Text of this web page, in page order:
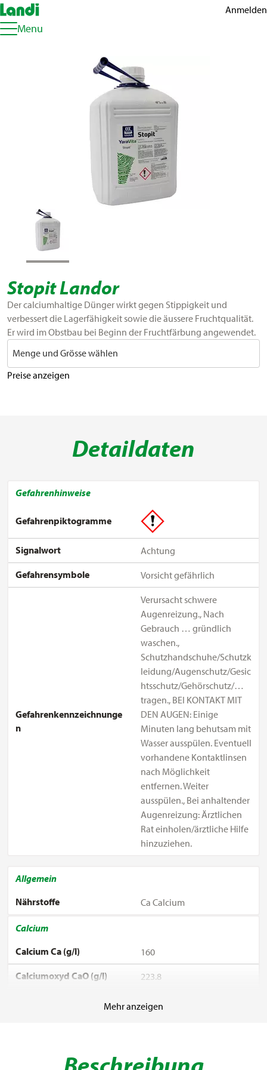
Anmelden
Menu
Stopit Landor
Der calciumhaltige Dünger wirkt gegen Stippigkeit und
verbessert die Lagerfähigkeit sowie die äussere Fruchtqualität.
Er wird im Obstbau bei Beginn der Fruchtfärbung angewendet.
Menge und Grösse wählen
Preise anzeigen
Detaildaten
Gefahrenhinweise
Gefahrenpiktogramme
Signalwort Achtung
Gefahrensymbole Vorsicht gefährlich
Gefahrenkennzeichnunge
n
Verursacht schwere
Augenreizung., Nach
Gebrauch … gründlich
waschen.,
Schutzhandschuhe/Schutzk
leidung/Augenschutz/Gesic
htsschutz/Gehörschutz/…
tragen., BEI KONTAKT MIT
DEN AUGEN: Einige
Minuten lang behutsam mit
Wasser ausspülen. Eventuell
vorhandene Kontaktlinsen
nach Möglichkeit
entfernen. Weiter
ausspülen., Bei anhaltender
Augenreizung: Ärztlichen
Rat einholen/ärztliche Hilfe
hinzuziehen.
Allgemein
Nährstoffe
Ca Calcium
Calcium
Calcium Ca (g/l)
160
Calciumoxyd CaO (g/l)
223.8
Mehr anzeigen